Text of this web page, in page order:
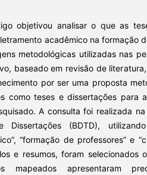
objetivou analisar o que as
acadêmico na formação
metodológicas utilizadas nas
baseado em revisão de
por ser uma proposta
como teses e dissertações para
A consulta foi realizada
Dissertações (BDTD),
“formação de professores” e
e resumos, foram selecionados
mapeados apresentaram